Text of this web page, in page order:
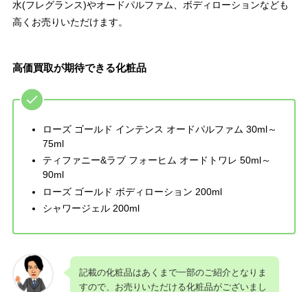
水(フレグランス)やオードパルファム、ボディローションなども
高くお売りいただけます。
高価買取が期待できる化粧品
ローズ ゴールド インテンス オードパルファム 30ml～
75ml
ティファニー&ラブ フォーヒム オードトワレ 50ml～
90ml
ローズ ゴールド ボディローション 200ml
シャワージェル 200ml
記載の化粧品はあくまで一部のご紹介となりま
すので、お売りいただける化粧品がございまし